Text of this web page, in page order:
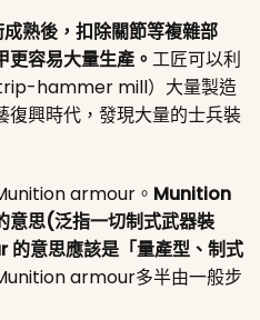
熟後，扣除關節等複雜部
容易大量生產。 工匠可以利
hammer mill）大量製造
復興時代，發現大量的士兵裝
armour。 Munition
意思(泛指一切制式武器裝
意思應該是「量產型、制式
armour多半由一般步